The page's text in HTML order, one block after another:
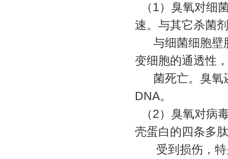
（1）臭氧对细
速。与其它杀菌
与细菌细胞壁
变细胞的通透性
菌死亡。臭氧
DNA。
（2）臭氧对病
壳蛋白的四条多
受到损伤，特